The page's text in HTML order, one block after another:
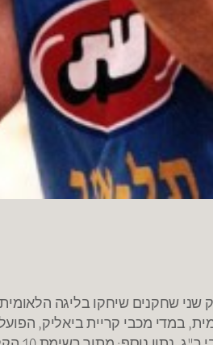
שחקנים שיחקו בליגה
במדי מכבי קריית ביאליק,